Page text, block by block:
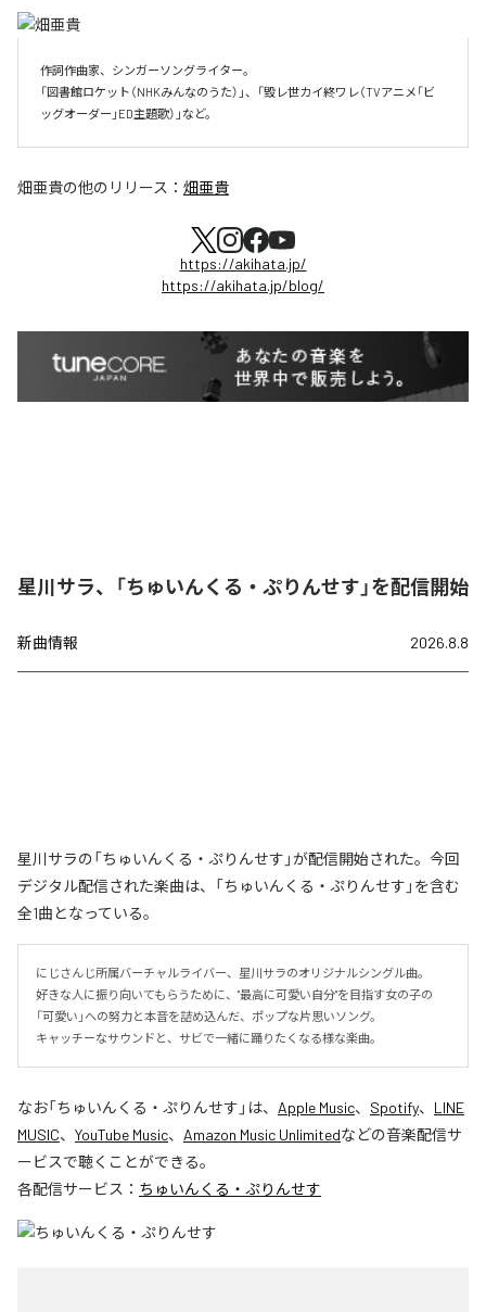
作詞作曲家、シンガーソングライター。
「図書館ロケット（NHKみんなのうた）」、「毀レ世カイ終ワレ（TVアニメ「ビ
ッグオーダー」ED主題歌）」など。
畑亜貴の他のリリース： 畑亜貴
https://akihata.jp/
https://akihata.jp/blog/
星川サラ、「ちゅいんくる・ぷりんせす」を配信開始
新曲情報 2026.8.8
星川サラの「ちゅいんくる・ぷりんせす」が配信開始された。今回
デジタル配信された楽曲は、「ちゅいんくる・ぷりんせす」を含む
全1曲となっている。
にじさんじ所属バーチャルライバー、星川サラのオリジナルシングル曲。
好きな人に振り向いてもらうために、"最高に可愛い自分"を目指す女の子の
「可愛い」への努力と本音を詰め込んだ、ポップな片思いソング。
キャッチーなサウンドと、サビで一緒に踊りたくなる様な楽曲。
なお「ちゅいんくる・ぷりんせす 」は、 Apple Music、 Spotify、 LINE
MUSIC、 YouTube Music、 Amazon Music Unlimitedなどの音楽配信サ
ービスで聴くことができる。
各配信サービス： ちゅいんくる・ぷりんせす